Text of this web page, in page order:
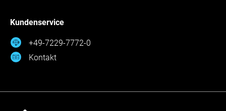
Kundenservice
+49-7229-7772-0
Kontakt